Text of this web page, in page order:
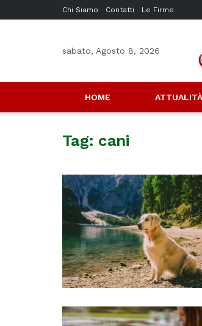
Chi Siamo Contatti Le Firme
sabato, Agosto 8, 2026
HOME ATTUALITÀ
Tag: cani